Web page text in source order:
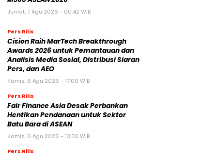
Jumat, 7 Agu 2026 - 00:42 WIB
Pers Rilis
Cision Raih MarTech Breakthrough
Awards 2026 untuk Pemantauan dan
Analisis Media Sosial, Distribusi Siaran
Pers, dan AEO
Kamis, 6 Agu 2026 - 17:00 WIB
Pers Rilis
Fair Finance Asia Desak Perbankan
Hentikan Pendanaan untuk Sektor
Batu Bara di ASEAN
Kamis, 6 Agu 2026 - 13:02 WIB
Pers Rilis